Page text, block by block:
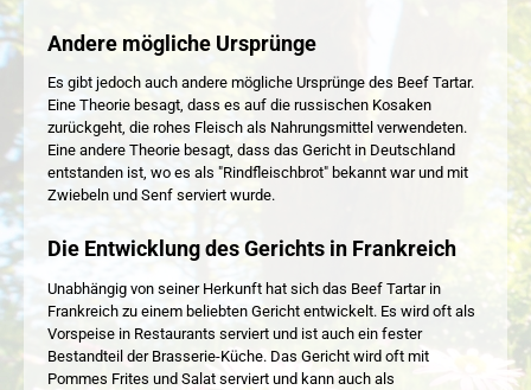
Andere mögliche Ursprünge
Es gibt jedoch auch andere mögliche Ursprünge des Beef Tartar.
Eine Theorie besagt, dass es auf die russischen Kosaken
zurückgeht, die rohes Fleisch als Nahrungsmittel verwendeten.
Eine andere Theorie besagt, dass das Gericht in Deutschland
entstanden ist, wo es als "Rindfleischbrot" bekannt war und mit
Zwiebeln und Senf serviert wurde.
Die Entwicklung des Gerichts in Frankreich
Unabhängig von seiner Herkunft hat sich das Beef Tartar in
Frankreich zu einem beliebten Gericht entwickelt. Es wird oft als
Vorspeise in Restaurants serviert und ist auch ein fester
Bestandteil der Brasserie-Küche. Das Gericht wird oft mit
Pommes Frites und Salat serviert und kann auch als